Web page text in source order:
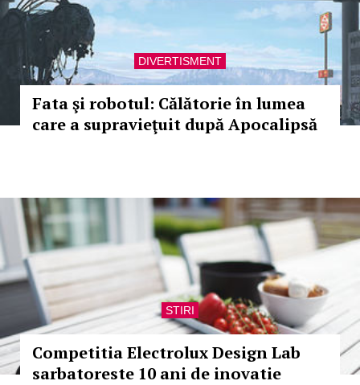
DIVERTISMENT
Fata şi robotul: Călătorie în lumea
care a supravieţuit după Apocalipsă
STIRI
Competitia Electrolux Design Lab
sarbatoreste 10 ani de inovatie